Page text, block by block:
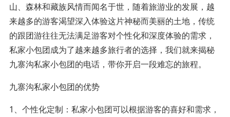
山、森林和藏族风情而闻名于世，随着旅游业的发展，越
来越多的游客渴望深入体验这片神秘而美丽的土地，传统
的跟团游往往无法满足游客对个性化和深度体验的需求，
私家小包团成为了越来越多旅行者的选择，我们就来揭秘
九寨沟私家小包团的电话，带你开启一段难忘的旅程。
九寨沟私家小包团的优势
1、个性化定制：私家小包团可以根据游客的喜好和需求，